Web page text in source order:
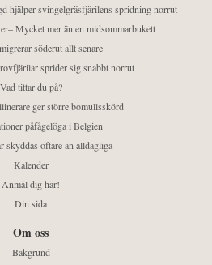
hjälper svingelgräsfjärilens spridning norrut
Mycket mer än en midsommarbukett
söderut allt senare
sprider sig snabbt norrut
Vad tittar du på?
ger större bomullsskörd
påfågelöga i Belgien
skyddas oftare än alldagliga
Kalender
Anmäl dig här!
Din sida
Om oss
Bakgrund